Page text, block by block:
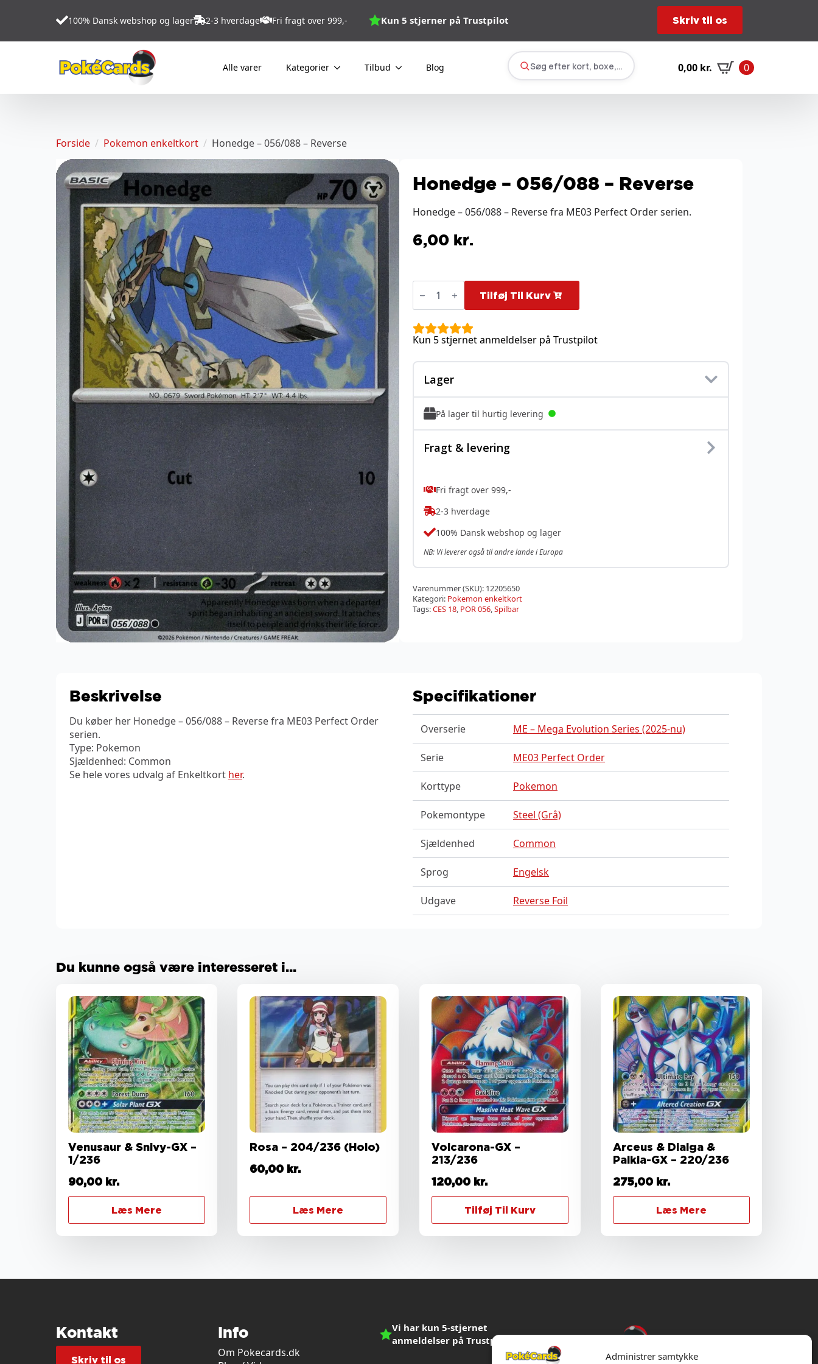
Administrer samtykke
100% Dansk webshop og lager 2-3 hverdage Fri fragt over 999,- Kun 5 stjerner på Trustpilot Skriv til os
Alle varer Kategorier Tilbud Blog Søg efter kort, boxe, tilbehør… 0,00 kr. 0
Forside Pokemon enkeltkort Honedge – 056/088 – Reverse
Honedge – 056/088 – Reverse
Honedge – 056/088 – Reverse fra ME03 Perfect Order serien.
6,00 kr.
Honedge
-
Reverse
antal
Tilføj Til Kurv
Kun 5 stjernet anmeldelser på Trustpilot
Lager
På lager til hurtig levering
Fragt & levering
Fri fragt over 999,-
2-3 hverdage
100% Dansk webshop og lager
NB: Vi leverer også til andre lande i Europa
Varenummer (SKU): 12205650
Kategori: Pokemon enkeltkort
Tags:CES 18, POR 056,Spilbar
Beskrivelse
Du køber her Honedge – 056/088 – Reverse fra ME03 Perfect Order
serien.
Type: Pokemon
Sjældenhed: Common
Se hele vores udvalg af Enkeltkort her.
Specifikationer
Overserie ME – Mega Evolution Series (2025-nu)
Serie ME03 Perfect Order
Korttype Pokemon
Pokemontype Steel (Grå)
Sjældenhed Common
Sprog Engelsk
Udgave Reverse Foil
Du kunne også være interesseret i...
Venusaur & Snivy-GX –
1/236
90,00 kr.
Læs Mere
Rosa – 204/236 (Holo)
60,00 kr.
Læs Mere
Volcarona-GX –
213/236
120,00 kr.
Tilføj Til Kurv
Arceus & Dialga &
Palkia-GX – 220/236
275,00 kr.
Læs Mere
Kontakt
Skriv til os
Info
Om Pokecards.dk
Vi har kun 5-stjernet
anmeldelser på Trustpilot